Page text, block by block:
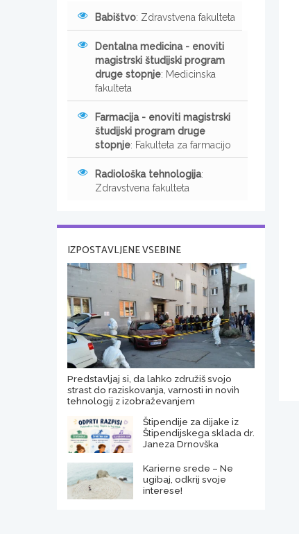
Babištvo: Zdravstvena fakulteta
Dentalna medicina - enoviti
magistrski študijski program
druge stopnje: Medicinska
fakulteta
Farmacija - enoviti magistrski
študijski program druge
stopnje: Fakulteta za farmacijo
Radiološka tehnologija:
Zdravstvena fakulteta
IZPOSTAVLJENE VSEBINE
Predstavljaj si, da lahko združiš svojo
strast do raziskovanja, varnosti in novih
tehnologij z izobraževanjem
Štipendije za dijake iz
Štipendijskega sklada dr.
Janeza Drnovška
Karierne srede – Ne
ugibaj, odkrij svoje
interese!